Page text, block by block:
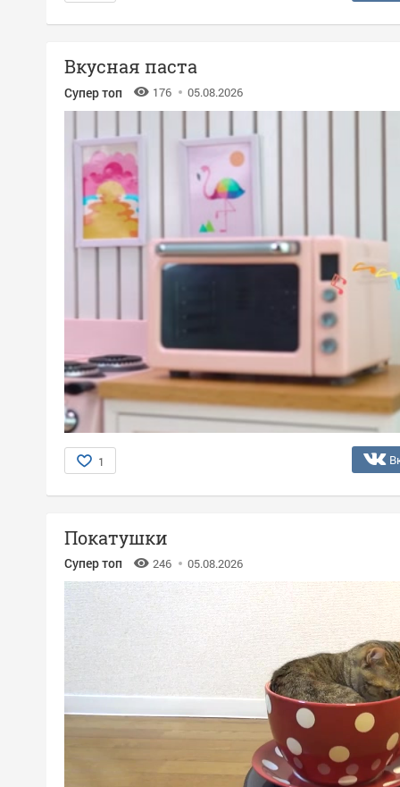
Вкусная паста
Супер топ 176 05.08.2026
1
Покатушки
Супер топ 246 05.08.2026